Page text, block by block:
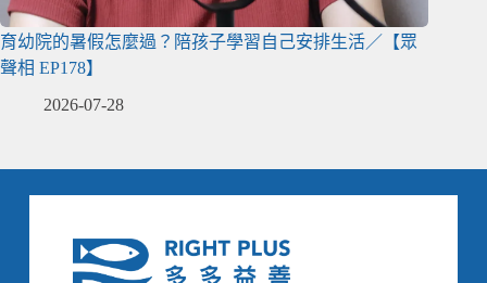
育幼院的暑假怎麼過？陪孩子學習自己安排生活／【眾
聲相 EP178】
2026-07-28